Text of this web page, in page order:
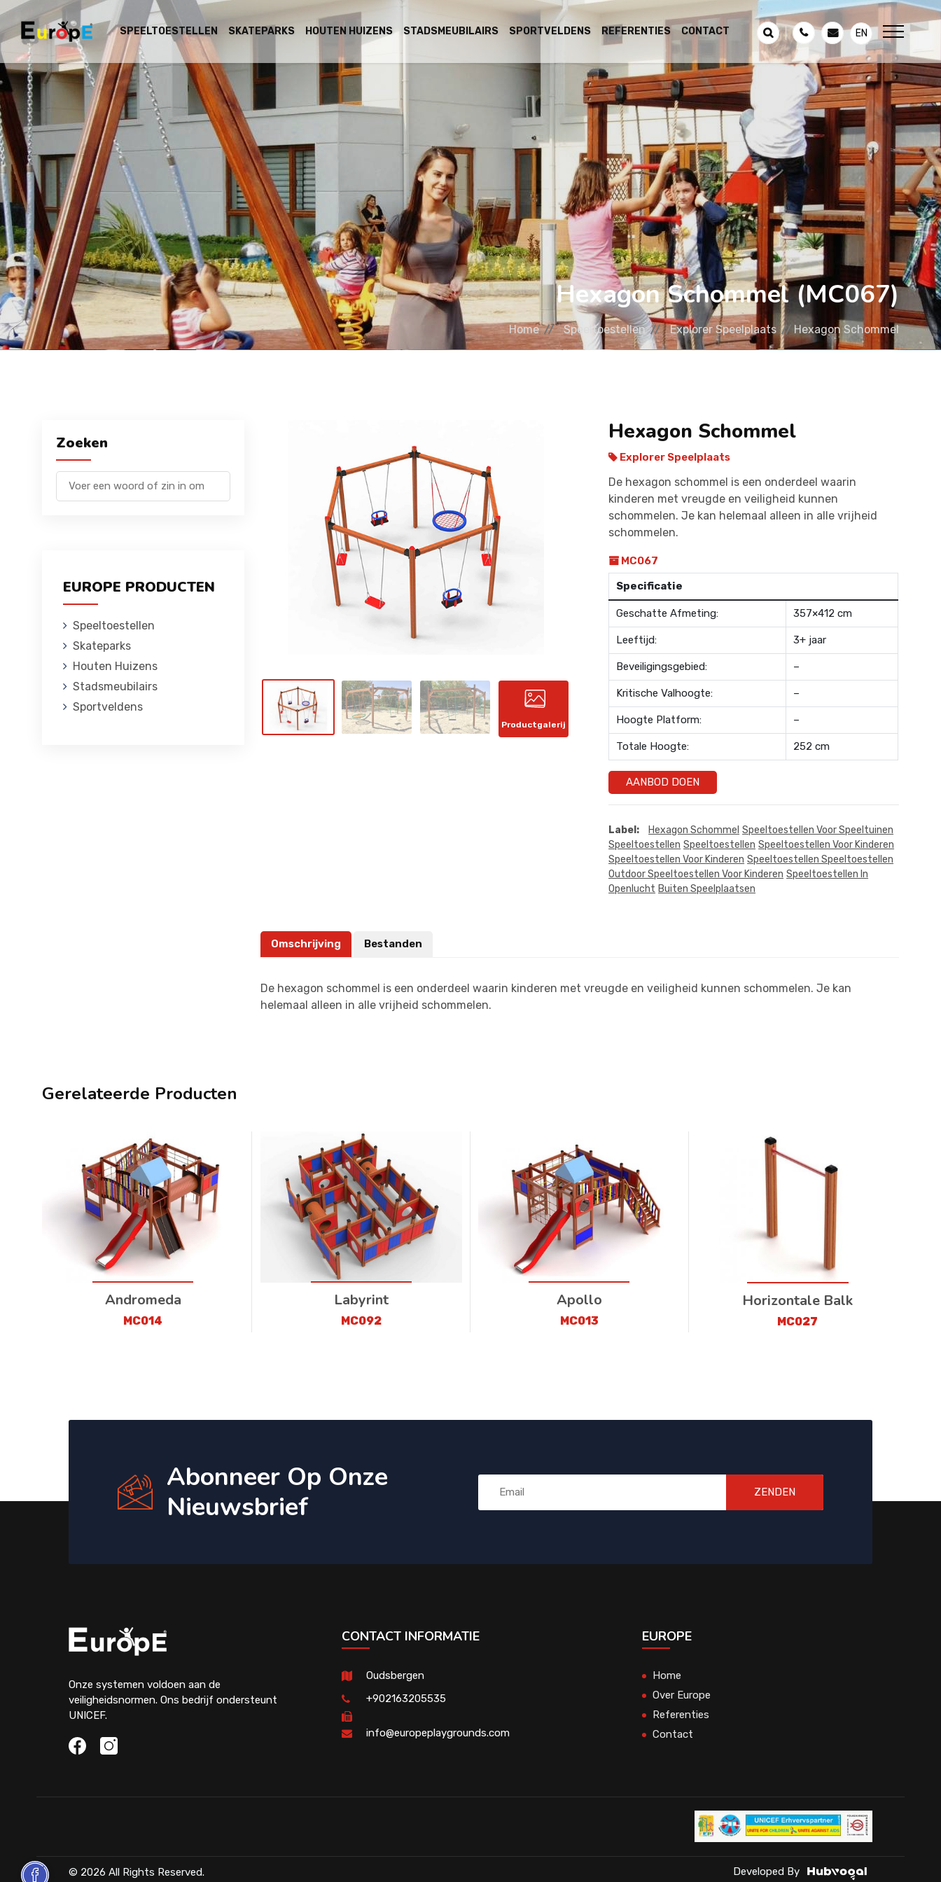
SPEELTOESTELLEN SKATEPARKS HOUTEN HUIZENS STADSMEUBILAIRS SPORTVELDENS REFERENTIES CONTACT EN
Hexagon Schommel (MC067)
Home Speeltoestellen Explorer Speelplaats Hexagon Schommel
Zoeken
EUROPE PRODUCTEN
Speeltoestellen
Skateparks
Houten Huizens
Stadsmeubilairs
Sportveldens
Productgalerij
Hexagon Schommel
Explorer Speelplaats
De hexagon schommel is een onderdeel waarin
kinderen met vreugde en veiligheid kunnen
schommelen. Je kan helemaal alleen in alle vrijheid
schommelen.
MC067
Specificatie
Geschatte Afmeting: 357×412 cm
Leeftijd: 3+ jaar
Beveiligingsgebied: –
Kritische Valhoogte: –
Hoogte Platform: –
Totale Hoogte: 252 cm
AANBOD DOEN
Label: Hexagon Schommel Speeltoestellen Voor Speeltuinen
Speeltoestellen Speeltoestellen Speeltoestellen Voor Kinderen
Speeltoestellen Voor Kinderen Speeltoestellen Speeltoestellen
Outdoor Speeltoestellen Voor Kinderen Speeltoestellen In
Openlucht Buiten Speelplaatsen
Omschrijving Bestanden
De hexagon schommel is een onderdeel waarin kinderen met vreugde en veiligheid kunnen schommelen. Je kan
helemaal alleen in alle vrijheid schommelen.
Gerelateerde Producten
Andromeda
MC014
Labyrint
MC092
Apollo
MC013
Horizontale Balk
MC027
Abonneer Op Onze
Nieuwsbrief
ZENDEN
Onze systemen voldoen aan de
veiligheidsnormen. Ons bedrijf ondersteunt
UNICEF.
CONTACT INFORMATIE
Oudsbergen
+902163205535
info@europeplaygrounds.com
EUROPE
Home
Over Europe
Referenties
Contact
© 2026 All Rights Reserved. Developed By